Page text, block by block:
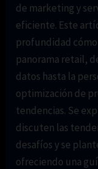
de marketing y
eficiente. Este
profundidad
panorama retail,
datos hasta la
optimización de
tendencias. Se
discuten las
desafíos y se
ofreciendo una